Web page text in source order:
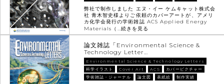
弊社で制作しました エヌ・イー ケムキャット株式会
社 青木智史様よりご依頼のカバーアートが、アメリ
カ化学会発行の学術雑誌 ACS Applied Energy
Materials（…続きを見る
論文雑誌「Environmental Science &
Technology Letter…
Environmental Science & Technology Letters
科学イラスト
Cover Art ACS
カバーピクチャー
学術雑誌・ジャーナル
論文図 表紙絵 制作実績